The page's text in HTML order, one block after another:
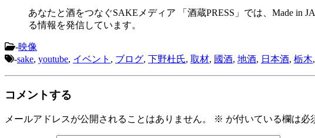
あなたと酒をつなぐSAKEメディア 「酒蔵PRESS」では、Made in
る情報を発信しています。
-映像
-sake, youtube, イベント , ブログ, 下野杜氏, 取材, 國酒, 地酒, 日本酒, 栃木,
コメントする
メールアドレスが公開されることはありません。 ※ が付いている欄は必